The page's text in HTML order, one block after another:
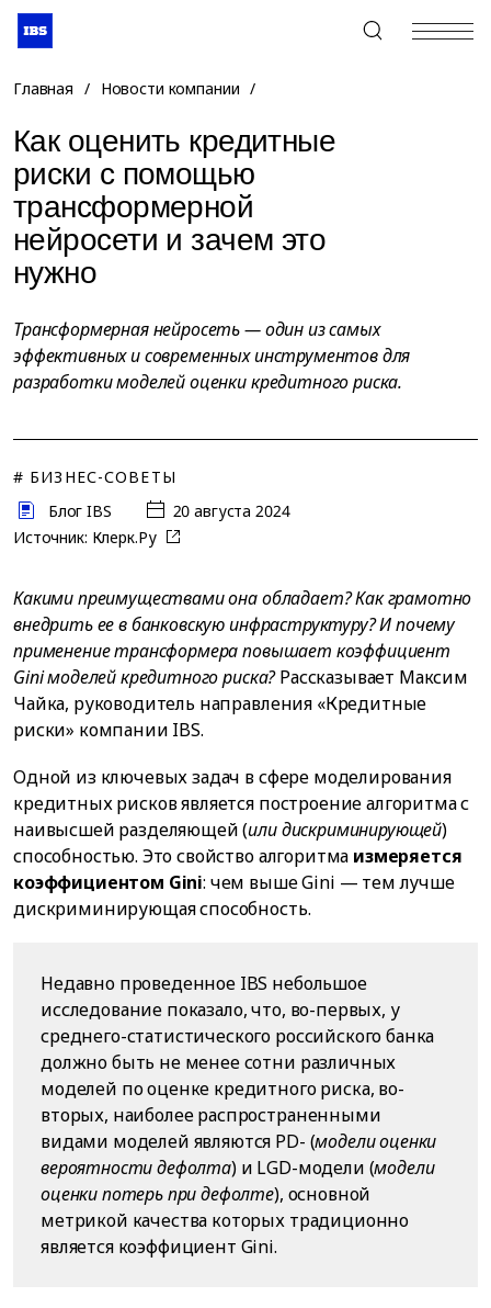
+7 (495) 967-80-80
Главная / Новости компании /
Как оценить кредитные
риски с помощью
трансформерной
нейросети и зачем это
нужно
Трансформерная нейросеть — один из самых
эффективных и современных инструментов для
разработки моделей оценки кредитного риска.
# БИЗНЕС-СОВЕТЫ
Блог IBS
20 августа 2024
Источник: Клерк.Ру
Какими преимуществами она обладает? Как грамотно
внедрить ее в банковскую инфраструктуру? И почему
применение трансформера повышает коэффициент
Gini моделей кредитного риска?Рассказывает Максим
Чайка, руководитель направления «Кредитные
риски» компании IBS.
Одной из ключевых задач в сфере моделирования
кредитных рисков является построение алгоритма с
наивысшей разделяющей (или дискриминирующей)
способностью. Это свойство алгоритма измеряется
коэффициентом Gini: чем выше Gini — тем лучше
дискриминирующая способность.
Недавно проведенное IBS небольшое
исследование показало, что, во-первых, у
среднего-статистического российского банка
должно быть не менее сотни различных
моделей по оценке кредитного риска, во-
вторых, наиболее распространенными
видами моделей являются PD- (модели оценки
вероятности дефолта) и LGD-модели (модели
оценки потерь при дефолте), основной
метрикой качества которых традиционно
является коэффициент Gini.